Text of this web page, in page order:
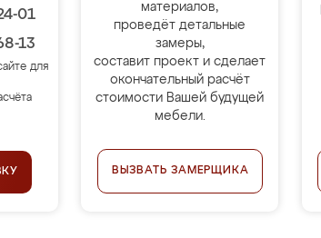
01
13
для
материалов,
проведёт детальные
замеры,
составит проект и сделает
окончательный расчёт
стоимости Вашей будущей
мебели.
ВЫЗВАТЬ ЗАМЕРЩИКА